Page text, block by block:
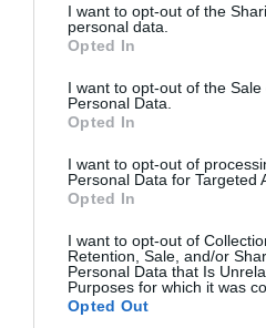
not limited to your visit or usage
grant or deny consent to
use your data for below
consent section.
I want to opt-out of the
personal data.
Opted In
I want to opt-out of the Sale
Personal Data.
Opted In
I want to opt-out of
Personal Data for Targeted
Opted In
I want to opt-out of
Retention, Sale, and/or
Personal Data that Is
Purposes for which it was
Opted Out
PRONEWS.GR /CELEBRITIES
Η Α.Παναγιώταρου
«μαγνητίζει» τα
λαμπερή εμφάνισή
(φωτο)
06.08.2026 | 06:17